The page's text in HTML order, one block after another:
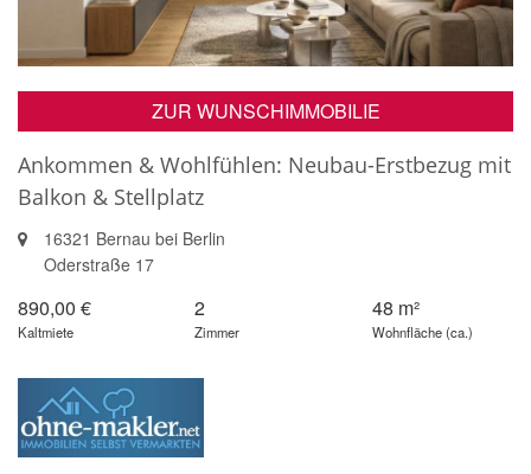
ZUR WUNSCHIMMOBILIE
Ankommen & Wohlfühlen: Neubau-Erstbezug mit
Balkon & Stellplatz
16321 Bernau bei Berlin
Oderstraße 17
890,00 €
Kaltmiete
2
Zimmer
48 m²
Wohnfläche (ca.)